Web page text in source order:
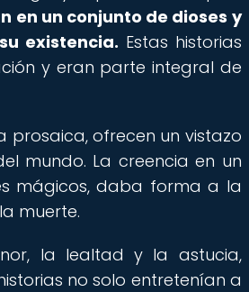
en un conjunto de dioses y
existencia. Estas historias
y eran parte integral de
prosaica, ofrecen un vistazo
mundo. La creencia en un
mágicos, daba forma a la
muerte.
la lealtad y la astucia,
no solo entretenían a